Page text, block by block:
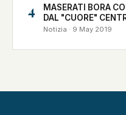
4
MASERATI BORA
DAL "CUORE"
Notizia · 9 May 2019